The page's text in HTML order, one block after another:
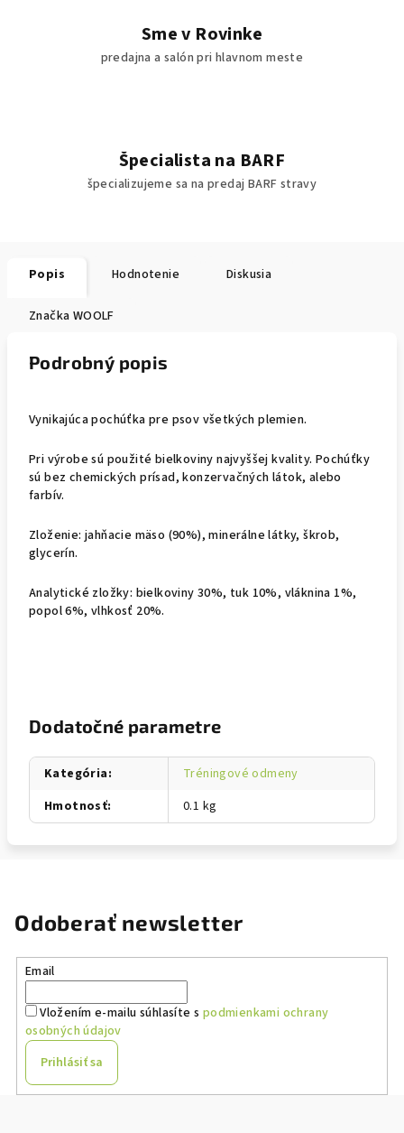
Sme v Rovinke
predajna a salón pri hlavnom meste
Špecialista na BARF
špecializujeme sa na predaj BARF stravy
Popis Hodnotenie Diskusia
Značka WOOLF
Podrobný popis
Vynikajúca pochúťka pre psov všetkých plemien.
Pri výrobe sú použité bielkoviny najvyššej kvality. Pochúťky
sú bez chemických prísad, konzervačných látok, alebo
farbív.
Zloženie: jahňacie mäso (90%), minerálne látky, škrob,
glycerín.
Analytické zložky: bielkoviny 30%, tuk 10%, vláknina 1%,
popol 6%, vlhkosť 20%.
Dodatočné parametre
Kategória:
Tréningové odmeny
Hmotnosť: 0.1 kg
Odoberať newsletter
Email
Vložením e-mailu súhlasíte s podmienkami ochrany
osobných údajov
Prihlásiť sa